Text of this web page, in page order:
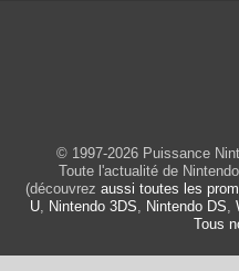
© 1997-2026 Puissance
Toute l'actualité de
(découvrez aussi toutes les
U, Nintendo 3DS, Nintendo DS,
Tous